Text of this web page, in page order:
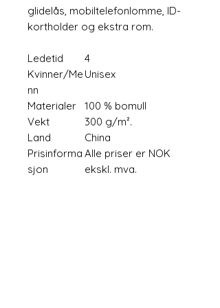
glidelås, mobiltelefonlomme, ID-
kortholder og ekstra rom.
Ledetid
4
Kvinner/Me
nn
Unisex
Materialer
100 % bomull
Vekt
300 g/m².
Land
China
Prisinforma
sjon
Alle priser er NOK
ekskl. mva.